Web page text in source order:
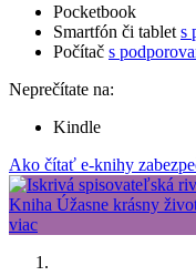
Pocketbook
Smartfón či tablet s
Počítač s
Neprečítate na:
Kindle
Ako čítať e-knihy